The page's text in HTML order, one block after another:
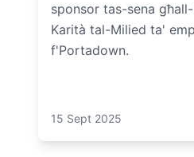
sponsor tas-sena
Karità tal-Milied ta'
f'Portadown.
15 Sept 2025